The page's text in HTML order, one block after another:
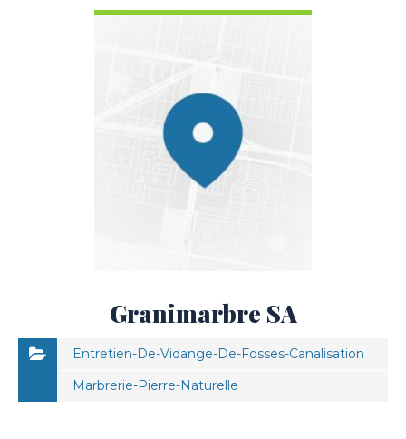
Granimarbre SA
Entretien-De-Vidange-De-Fosses-Canalisation
Marbrerie-Pierre-Naturelle